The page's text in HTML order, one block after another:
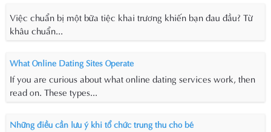
Việc chuẩn bị một bữa tiệc khai trương khiến bạn đau đầu? Từ
khâu chuẩn...
What Online Dating Sites Operate
If you are curious about what online dating services work, then
read on. These types...
Những điều cần lưu ý khi tổ chức trung thu cho bé